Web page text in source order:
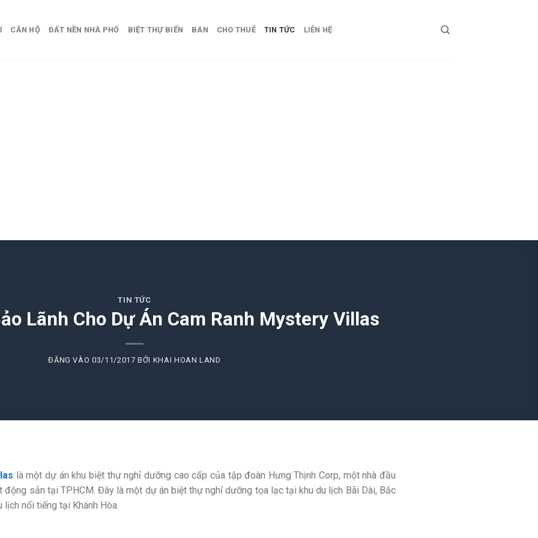
CĂN HỘ ĐẤT NỀN NHÀ PHỐ BIỆT THỰ BIỂN BÁN CHO THUÊ TIN TỨC LIÊN HỆ
TIN TỨC
Lãnh Cho Dự Án Cam Ranh Mystery Villas
ĐĂNG VÀO03/11/2017 BỞI KHAI HOAN LAND
là một dự án khu biệt thự nghỉ dưỡng cao cấp của tập đoàn Hưng Thịnh Corp, một nhà đầu
sản tại TPHCM. Đây là một dự án biệt thự nghỉ dưỡng tọa lạc tại khu du lịch Bãi Dài, Bắc
lịch nổi tiếng tại Khánh Hòa.